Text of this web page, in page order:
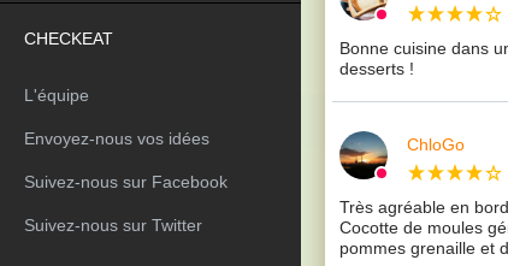
CHECKEAT
L'équipe
Envoyez-nous vos idées
Suivez-nous sur Facebook
Suivez-nous sur Twitter
Bonne cuisine dans
desserts !
ChloGo
Très agréable en
Cocotte de moules
pommes grenaille et